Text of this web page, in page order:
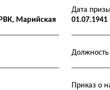
Марийская
Дата
01.07.1941
Должность
Приказ о